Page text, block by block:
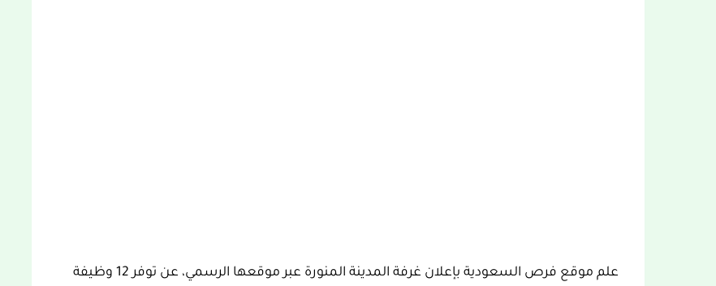
علم موقع فرص السعودية بإعلان غرفة المدينة المنورة عبر موقعها الرسمي، عن توفر 12 وظيفة